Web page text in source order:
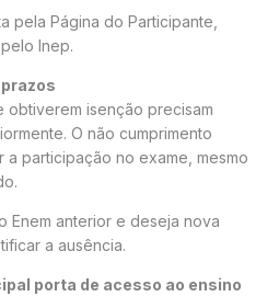
pela Página do Participante,
Inep.
obtiverem isenção precisam
O não cumprimento
participação no exame, mesmo
Enem anterior e deseja nova
a ausência.
porta de acesso ao ensino